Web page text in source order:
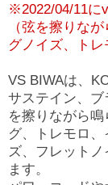
※2022/04/11に
（弦を擦りな
グノイズ、トレ
VS BIWAは、
サステイン、
を擦りながら
グ、トレモロ
ズ、フレット
ます。